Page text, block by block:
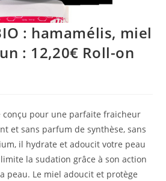
: hamamélis, miel
: 12,20€ Roll-on
conçu pour une parfaite fraicheur
et sans parfum de synthèse, sans
il hydrate et adoucit votre peau
la sudation grâce à son action
peau. Le miel adoucit et protège